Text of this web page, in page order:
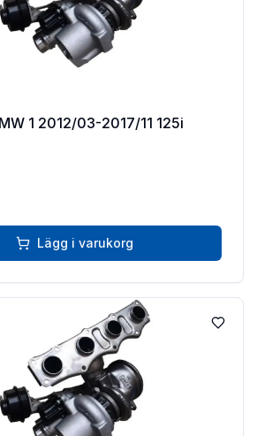
1 2012/03-2017/11 125i
Lägg i varukorg
Lägg till